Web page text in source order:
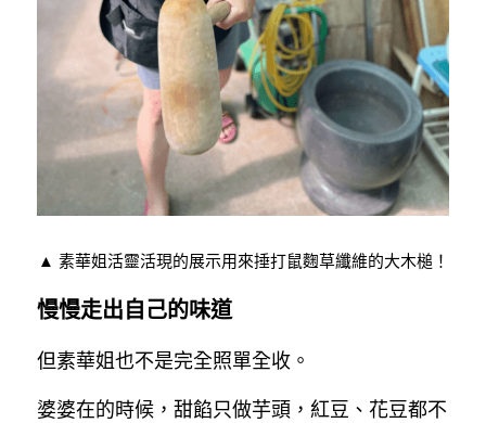
▲ 素華姐活靈活現的展示用來捶打鼠麴草纖維的大木槌！
慢慢走出自己的味道
但素華姐也不是完全照單全收。
婆婆在的時候，甜餡只做芋頭，紅豆、花豆都不